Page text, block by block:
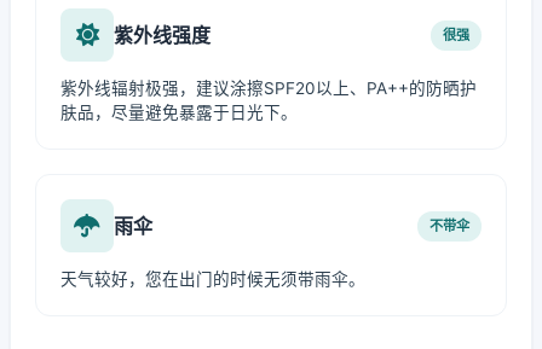
紫外线强度 很强
紫外线辐射极强，建议涂擦SPF20以上、PA++的防晒护
肤品，尽量避免暴露于日光下。
雨伞 不带伞
天气较好，您在出门的时候无须带雨伞。